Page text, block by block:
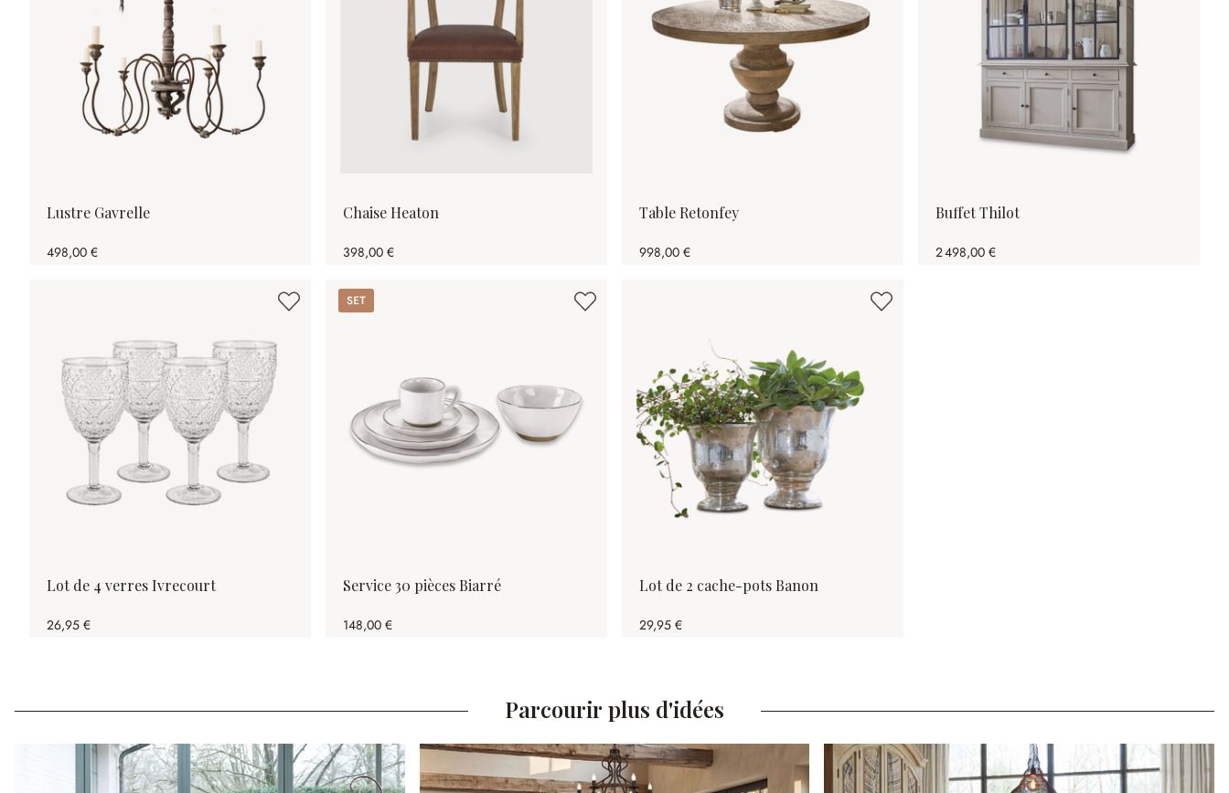
Lustre Gavrelle
498,00 €
Chaise Heaton
398,00 €
Table Retonfey
998,00 €
Buffet Thilot
2 498,00 €
Lot de 4 verres Ivrecourt
26,95 €
Set
Service 30 pièces Biarré
148,00 €
Lot de 2 cache-pots Banon
29,95 €
Parcourir plus d'idées